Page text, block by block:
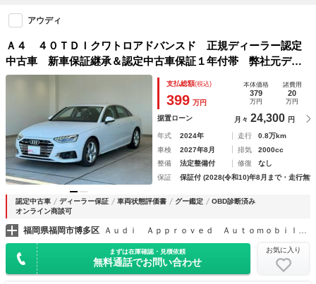
アウディ
Ａ４ ４０ＴＤＩクワトロアドバンスド 正規ディーラー認定
中古車 新車保証継承＆認定中古車保証１年付帯 弊社元デモ
カー ４ＷＤ １７インチＡＷ ラグジュアリーパッケージ
マトリクスＬＥＤヘッドライト パーシャルレザー サラウン
ドビューカメラ
支払総額(税込)
399 万円
本体価格
379
万円
諸費用
20
万円
据置ローン 月々 24,300 円
年式 2024年 走行
0.8万km
車検
2027年8月 排気
2000cc
整備
法定整備付 修復
なし
保証
保証付 (2028(令和10)年8月まで・走行無
認定中古車 ディーラー保証 車両状態評価書 グー鑑定
OBD診断済み
オンライン商談可
福岡県福岡市博多区
まずは在庫確認・見積依頼
無料通話でお問い合わせ
お気に入り